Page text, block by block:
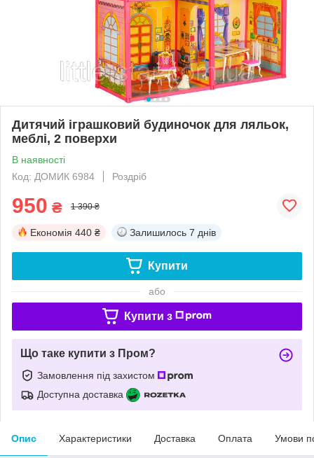
Дитячий іграшковий будиночок для ляльок,
меблі, 2 поверхи
В наявності
Код: ДОМИК 6984
Роздріб
950 ₴ 1 390 ₴
Економія 440 ₴ Залишилось 7 днів
Купити
або
Купити з
Що таке купити з Пром?
Замовлення під захистом
Доступна доставка
Опис Характеристики Доставка Оплата Умови